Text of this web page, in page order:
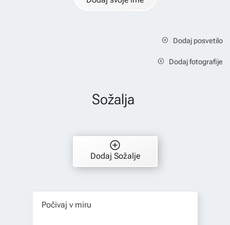
Dodaj posvetilo
Dodaj fotografije
Sožalja
Dodaj Sožalje
Počivaj v miru